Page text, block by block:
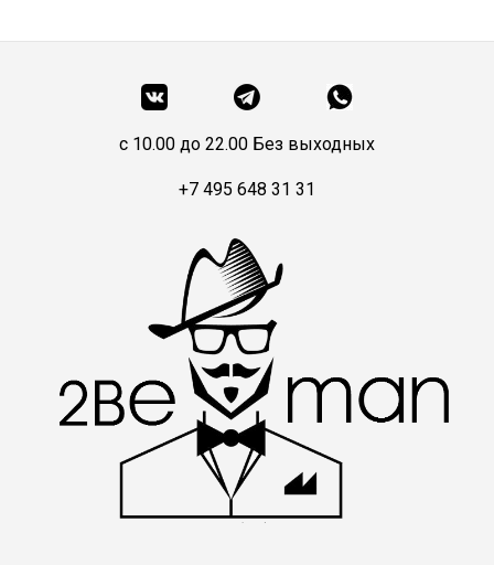
c 10.00 до 22.00 Без выходных
+7 495 648 31 31